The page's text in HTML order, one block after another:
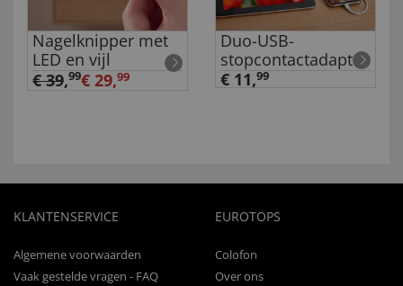
Nagelknipper met
LED en vijl
€ 39,99€ 29,99
Duo-USB-
stopcontactadapter
€ 11,99
KLANTENSERVICE
Algemene voorwaarden
Vaak gestelde vragen - FAQ
EUROTOPS
Colofon
Over ons